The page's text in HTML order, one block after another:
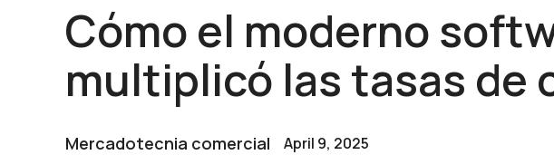
Cómo el moderno
multiplicó las tasas de
Mercadotecnia comercial April 9, 2025